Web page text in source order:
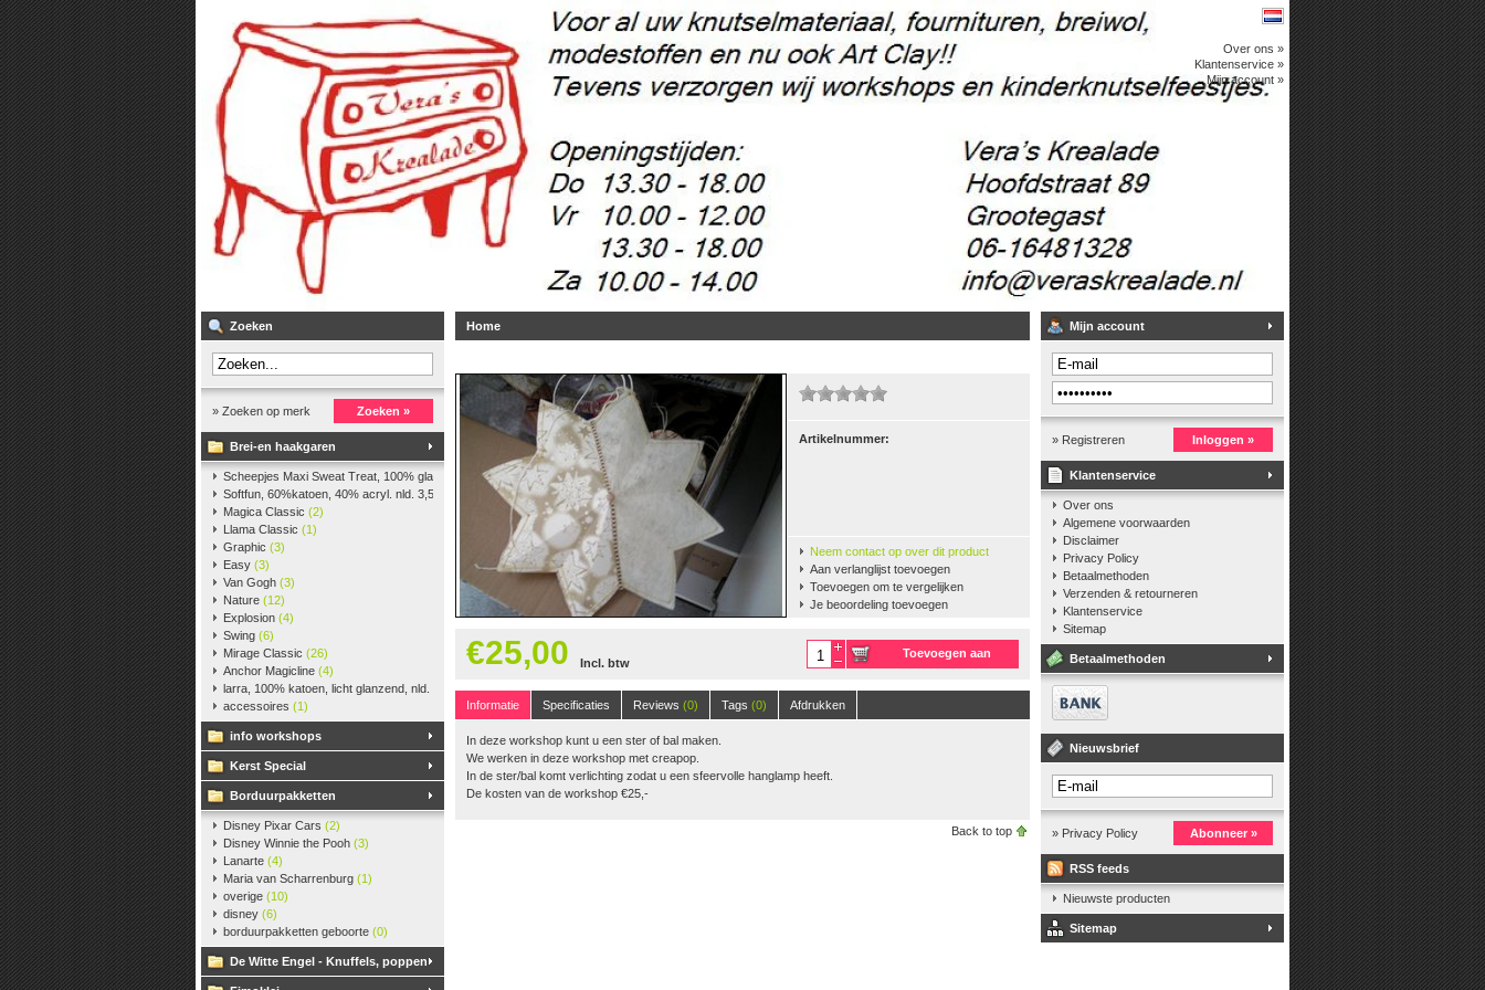
Over ons »
Klantenservice »
Mijn account »
Zoeken
» Zoeken op merk Zoeken »
Brei-en haakgaren
Scheepjes Maxi Sweat Treat, 100% glanskatoen,25 gr.(2)
Softfun, 60%katoen, 40% acryl. nld. 3,5-4. ca. 140m, 50 gr.(37)
Magica Classic (2)
Llama Classic (1)
Graphic (3)
Easy (3)
Van Gogh (3)
Nature (12)
Explosion (4)
Swing (6)
Mirage Classic (26)
Anchor Magicline (4)
larra, 100% katoen, licht glanzend, nld. 2,5-3, ca. 125m, 50 gr.(38)
accessoires (1)
info workshops
Kerst Special
Borduurpakketten
Disney Pixar Cars (2)
Disney Winnie the Pooh (3)
Lanarte (4)
Maria van Scharrenburg (1)
overige (10)
disney (6)
borduurpakketten geboorte (0)
De Witte Engel - Knuffels, poppen
Home
Artikelnummer:
Neem contact op over dit product
Aan verlanglijst toevoegen
Toevoegen om te vergelijken
Je beoordeling toevoegen
€25,00 Incl. btw
Toevoegen aan
Informatie
Specificaties Reviews (0) Tags (0) Afdrukken
In deze workshop kunt u een ster of bal maken.
We werken in deze workshop met creapop.
In de ster/bal komt verlichting zodat u een sfeervolle hanglamp heeft.
De kosten van de workshop €25,-
Back to top
Mijn account
» Registreren Inloggen »
Klantenservice
Over ons
Algemene voorwaarden
Disclaimer
Privacy Policy
Betaalmethoden
Verzenden & retourneren
Klantenservice
Sitemap
Betaalmethoden
Nieuwsbrief
» Privacy Policy Abonneer »
RSS feeds
Nieuwste producten
Sitemap